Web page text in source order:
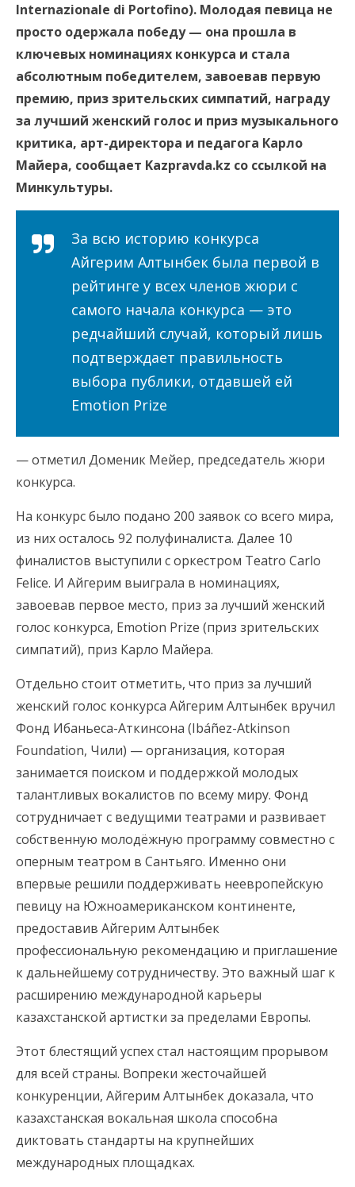
Internazionale di Portofino). Молодая певица не
просто одержала победу — она прошла в
ключевых номинациях конкурса и стала
абсолютным победителем, завоевав первую
премию, приз зрительских симпатий, награду
за лучший женский голос и приз музыкального
критика, арт-директора и педагога Карло
Майера, сообщает Kazpravda.kz со ссылкой на
Минкультуры.
За всю историю конкурса
Айгерим Алтынбек была первой в
рейтинге у всех членов жюри с
самого начала конкурса — это
редчайший случай, который лишь
подтверждает правильность
выбора публики, отдавшей ей
Emotion Prize
— отметил Доменик Мейер, председатель жюри
конкурса.
На конкурс было подано 200 заявок со всего мира,
из них осталось 92 полуфиналиста. Далее 10
финалистов выступили с оркестром Teatro Carlo
Felice. И Айгерим выиграла в номинациях,
завоевав первое место, приз за лучший женский
голос конкурса, Emotion Prize (приз зрительских
симпатий), приз Карло Майера.
Отдельно стоит отметить, что приз за лучший
женский голос конкурса Айгерим Алтынбек вручил
Фонд Ибаньеса-Аткинсона (Ibáñez-Atkinson
Foundation, Чили) — организация, которая
занимается поиском и поддержкой молодых
талантливых вокалистов по всему миру. Фонд
сотрудничает с ведущими театрами и развивает
собственную молодёжную программу совместно с
оперным театром в Сантьяго. Именно они
впервые решили поддерживать неевропейскую
певицу на Южноамериканском континенте,
предоставив Айгерим Алтынбек
профессиональную рекомендацию и приглашение
к дальнейшему сотрудничеству. Это важный шаг к
расширению международной карьеры
казахстанской артистки за пределами Европы.
Этот блестящий успех стал настоящим прорывом
для всей страны. Вопреки жесточайшей
конкуренции, Айгерим Алтынбек доказала, что
казахстанская вокальная школа способна
диктовать стандарты на крупнейших
международных площадках.